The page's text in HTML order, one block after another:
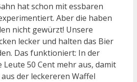
hat schon mit essbaren
Aber die haben
nicht gewürzt! Unsere
lecker und halten das Bier
Das funktioniert: In der
Leute 50 Cent mehr aus, damit
der leckereren Waffel